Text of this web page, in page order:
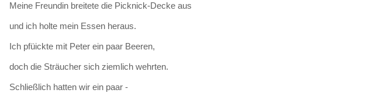
Meine Freundin breitete die Picknick-Decke aus
und ich holte mein Essen heraus.
Ich pfüickte mit Peter ein paar Beeren,
doch die Sträucher sich ziemlich wehrten.
Schließlich hatten wir ein paar -